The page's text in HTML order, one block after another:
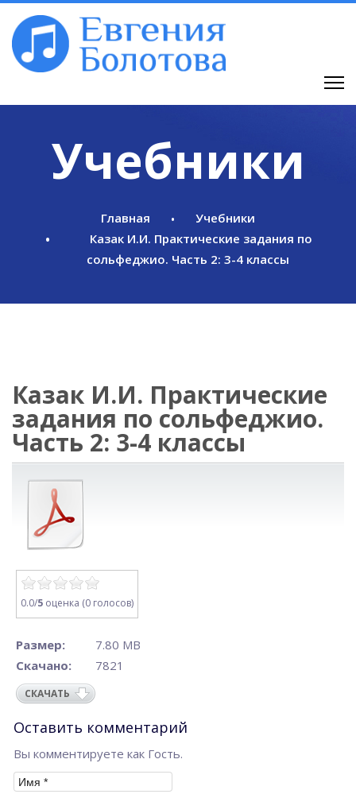
Учебники
Главная
Учебники
Казак И.И. Практические задания по
сольфеджио. Часть 2: 3-4 классы
Казак И.И. Практические
задания по сольфеджио.
Часть 2: 3-4 классы
0.0/5 оценка (0 голосов)
Размер:
7.80 MB
Скачано:
7821
СКАЧАТЬ
Оставить комментарий
Вы комментируете как Гость.